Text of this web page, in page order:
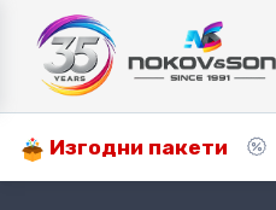
Изгодни пакети